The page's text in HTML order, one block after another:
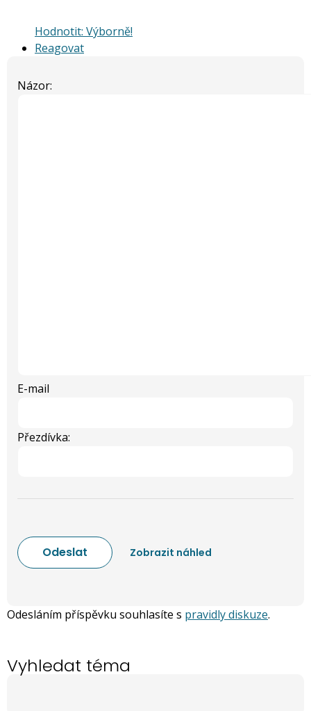
Hodnotit: Výborně!
Reagovat
Názor:
E-mail
Přezdívka:
Odesláním příspěvku souhlasíte s pravidly diskuze.
Vyhledat téma